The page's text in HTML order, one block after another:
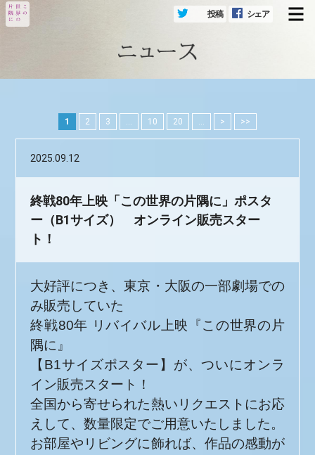
投稿 シェア
1 2 3 ... 10 20 ... > >>
2025.09.12
終戦80年上映「この世界の片隅に」ポスタ
ー（B1サイズ） オンライン販売スター
ト！
大好評につき、東京・大阪の一部劇場での
み販売していた
終戦80年 リバイバル上映『この世界の片
隅に』
【B1サイズポスター】が、ついにオンラ
イン販売スタート！
全国から寄せられた熱いリクエストにお応
えして、数量限定でご用意いたしました。
お部屋やリビングに飾れば、作品の感動が